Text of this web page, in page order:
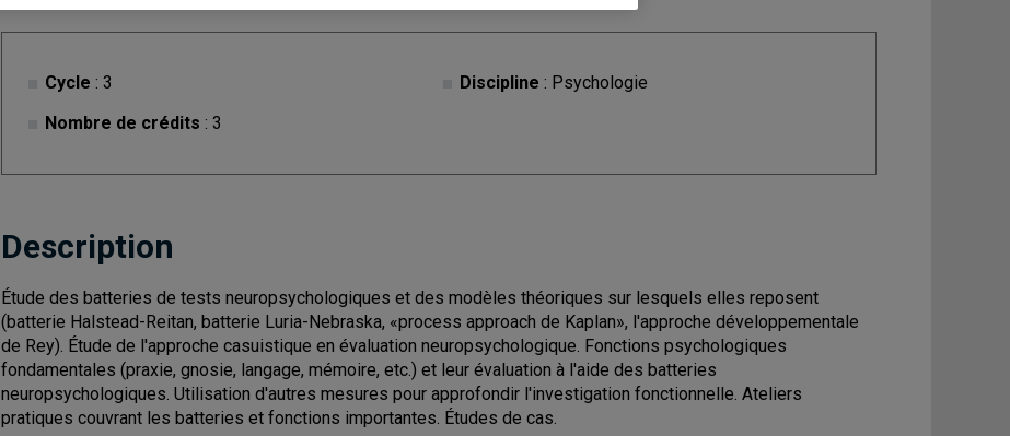
Cycle : 3
Nombre de crédits : 3
Discipline : Psychologie
Description
Étude des batteries de tests neuropsychologiques et des modèles théoriques sur lesquels elles reposent
(batterie Halstead-Reitan, batterie Luria-Nebraska, «process approach de Kaplan», l'approche développementale
de Rey). Étude de l'approche casuistique en évaluation neuropsychologique. Fonctions psychologiques
fondamentales (praxie, gnosie, langage, mémoire, etc.) et leur évaluation à l'aide des batteries
neuropsychologiques. Utilisation d'autres mesures pour approfondir l'investigation fonctionnelle. Ateliers
pratiques couvrant les batteries et fonctions importantes. Études de cas.